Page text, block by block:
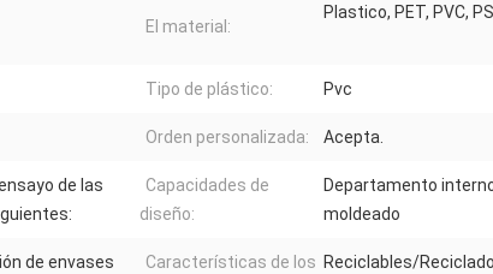
El material:
Plastico, PET, PVC,
Tipo de plástico: Pvc
Orden personalizada: Acepta.
de las
Capacidades de
diseño:
Departamento
moldeado
de envases
Características de los Reciclables/